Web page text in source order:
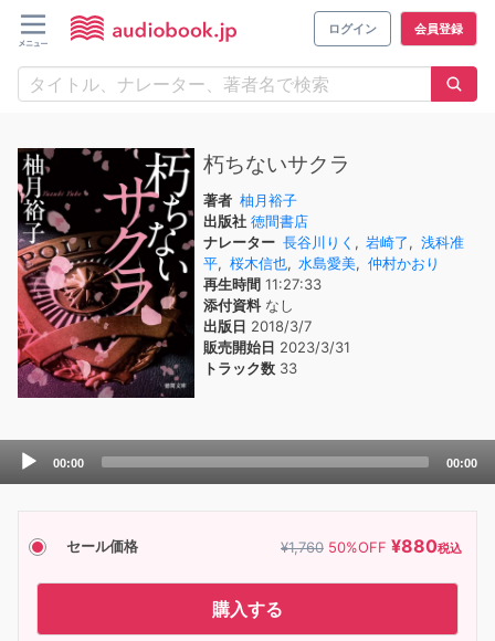
ログイン 会員登録
朽ちないサクラ
著者 柚月裕子
出版社 徳間書店
ナレーター 長谷川りく , 岩崎了, 浅科准
平, 桜木信也, 水島愛美, 仲村かおり
再生時間 11:27:33
添付資料なし
出版日 2018/3/7
販売開始日 2023/3/31
トラック数 33
Audio
00:00 00:00
セール価格 ¥1,760 50%OFF ¥880税込
購入する